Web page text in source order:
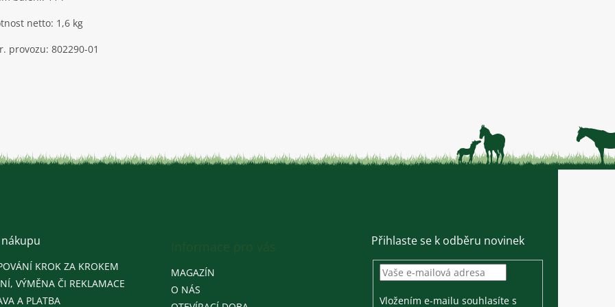
netto: 1,6 kg
provozu: 802290-01
KROK ZA KROKEM
VÝMĚNA ČI REKLAMACE
A PLATBA
MAGAZÍN
O NÁS
Přihlaste se k odběru novinek
Vložením e-mailu souhlasíte s